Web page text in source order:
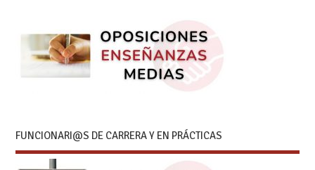
FUNCIONARI@S DE CARRERA Y EN PRÁCTICAS